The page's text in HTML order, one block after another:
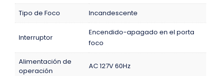
Tipo de Foco Incandescente
Interruptor
Encendido-apagado en el porta
foco
Alimentación de
operación
AC 127V 60Hz